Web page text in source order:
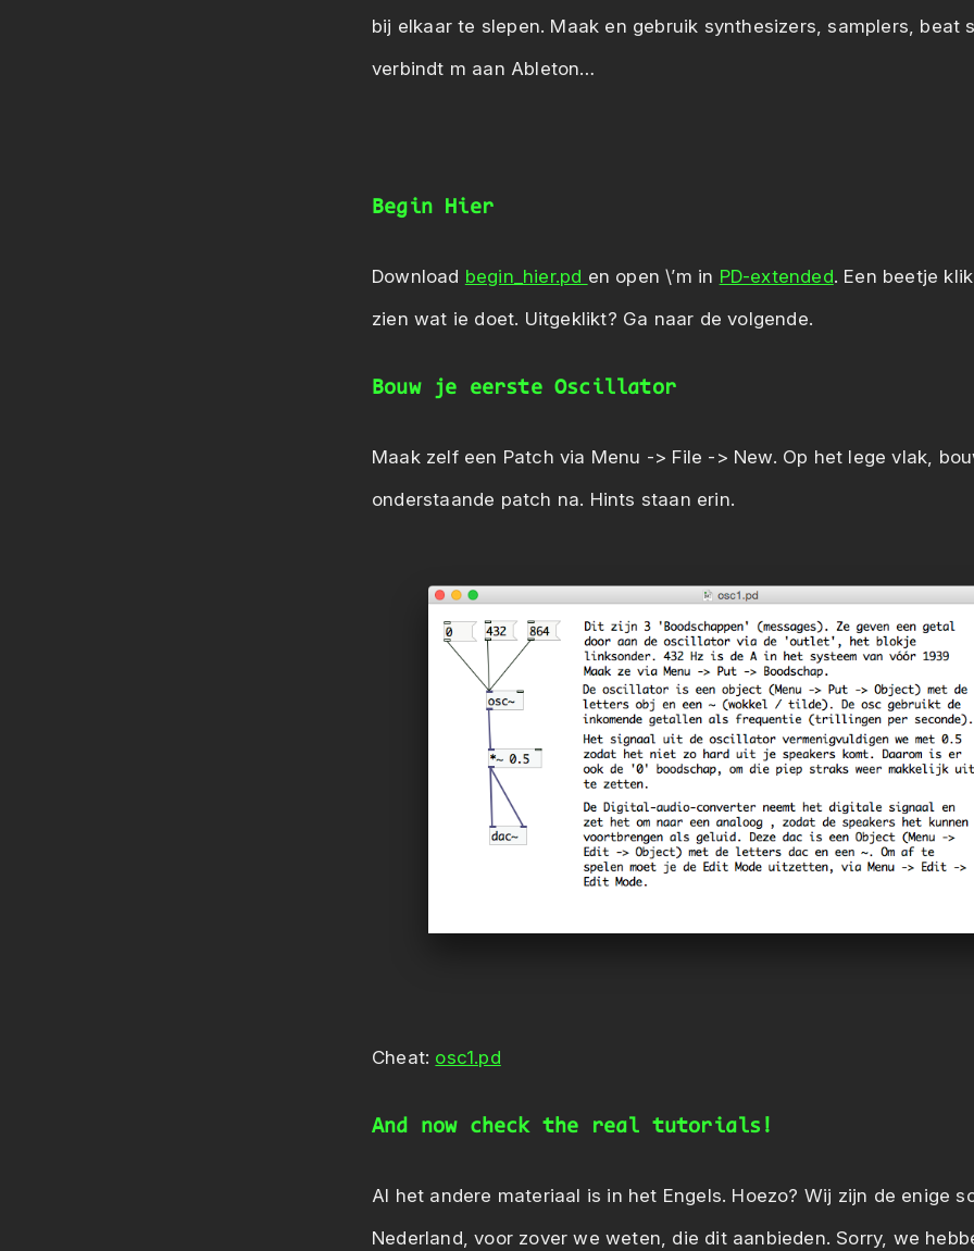
bij elkaar te slepen. Maak en gebruik synthesizers, samplers, beat
verbindt m aan Ableton…
Begin Hier
Download begin_hier.pd en open \’m in PD-extended. Een beetje
zien wat ie doet. Uitgeklikt? Ga naar de volgende.
Bouw je eerste Oscillator
Maak zelf een Patch via Menu -> File -> New. Op het lege vlak,
onderstaande patch na. Hints staan erin.
Cheat: osc1.pd
And now check the real tutorials!
Al het andere materiaal is in het Engels. Hoezo? Wij zijn de enige
Nederland, voor zover we weten, die dit aanbieden. Sorry, we